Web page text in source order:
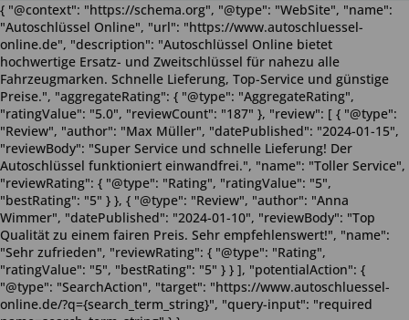
{ "@context": "https://schema.org", "@type": "WebSite", "name":
"Autoschlüssel Online", "url": "https://www.autoschluessel-
online.de", "description": "Autoschlüssel Online bietet
hochwertige Ersatz- und Zweitschlüssel für nahezu alle
Fahrzeugmarken. Schnelle Lieferung, Top-Service und günstige
Preise.", "aggregateRating": { "@type": "AggregateRating",
"ratingValue": "5.0", "reviewCount": "187" }, "review": [ { "@type":
"Review", "author": "Max Müller", "datePublished": "2024-01-15",
"reviewBody": "Super Service und schnelle Lieferung! Der
Autoschlüssel funktioniert einwandfrei.", "name": "Toller Service",
"reviewRating": { "@type": "Rating", "ratingValue": "5",
"bestRating": "5" } }, { "@type": "Review", "author": "Anna
Wimmer", "datePublished": "2024-01-10", "reviewBody": "Top
Qualität zu einem fairen Preis. Sehr empfehlenswert!", "name":
"Sehr zufrieden", "reviewRating": { "@type": "Rating",
"ratingValue": "5", "bestRating": "5" } } ], "potentialAction": {
"@type": "SearchAction", "target": "https://www.autoschluessel-
online.de/?q={search_term_string}", "query-input": "required